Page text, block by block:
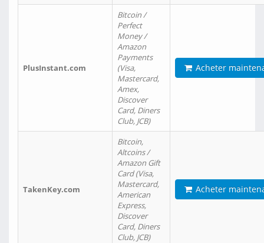
PlusInstant.com
Bitcoin /
Perfect
Money /
Amazon
Payments
(Visa,
Mastercard,
Amex,
Discover
Card, Diners
Club, JCB)
Acheter
TakenKey.com
Bitcoin,
Altcoins /
Amazon Gift
Card (Visa,
Mastercard,
American
Express,
Discover
Card, Diners
Club, JCB)
Acheter